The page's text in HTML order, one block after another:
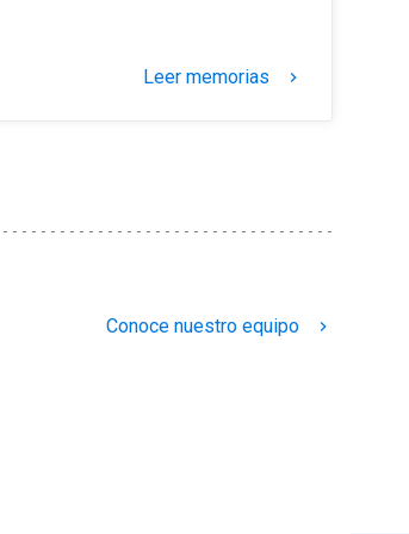
Leer memorias keyboard_arrow_right
Conoce nuestro equipo keyboard_arrow_right